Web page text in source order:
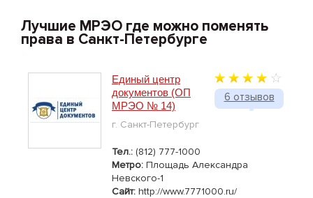
Лучшие МРЭО где можно поменять
права в Санкт-Петербурге
6 отзывов
Единый центр
документов (ОП
МРЭО № 14)
г. Санкт-Петербург
Тел.: (812) 777-1000
Метро: Площадь Александра
Невского-1
Сайт: http://www.7771000.ru/